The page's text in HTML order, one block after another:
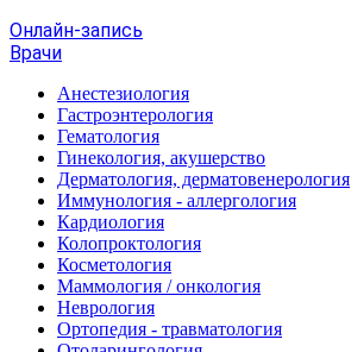
Онлайн-запись
Врачи
Анестезиология
Гастроэнтерология
Гематология
Гинекология, акушерство
Дерматология, дерматовенерология
Иммунология - аллергология
Кардиология
Колопроктология
Косметология
Маммология / онкология
Неврология
Ортопедия - травматология